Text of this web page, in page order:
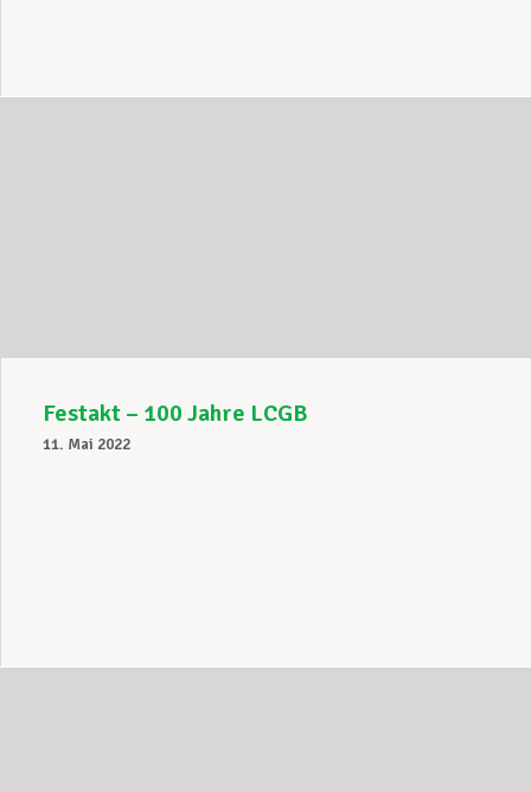
Festakt – 100 Jahre LCGB
11. Mai 2022